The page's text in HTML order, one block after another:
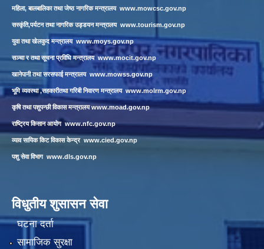
महिला, बालबालिका तथा जेष्ठ नागरिक मन्त्रालय www.mowcsc.gov.np
सस्कृंति,पर्यटन तथा नागरिक उड्डयन मन्त्रालय www.tourism.gov.np
युवा तथा खेलकुद मन्त्रालय www.moys.gov.np
सञ्चा र तथा सूचना प्रविधि मन्त्रालय www.mocit.gov.np
खानेपानी तथा सरसफाई मन्त्रालय www.mowss.gov.np
भूमि व्यवस्था ,सहकारीतथा गरिबी निवारण मन्त्रालय www.molrm.gov.np
कृषि तथा पशुपन्छी विकास मन्त्रालयwww.moad.gov.np
राष्ट्रिय किसान आयोग www.nfc.gov.np
व्याव सायिक किट विकास केन्द्र www.cied.gov.np
पशु सेवा विभाग www.dls.gov.np
विधुतीय शुसासन सेवा
घटना दर्ता
सामाजिक सुरक्षा